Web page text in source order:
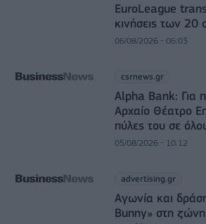
EuroLeague
κινήσεις των 20
06/08/2026 - 06:03
csrnews.gr
Alpha Bank: Για
Αρχαίο Θέατρο
πύλες του σε
05/08/2026 - 10:12
advertising.gr
Αγωνία και
Bunny» στη